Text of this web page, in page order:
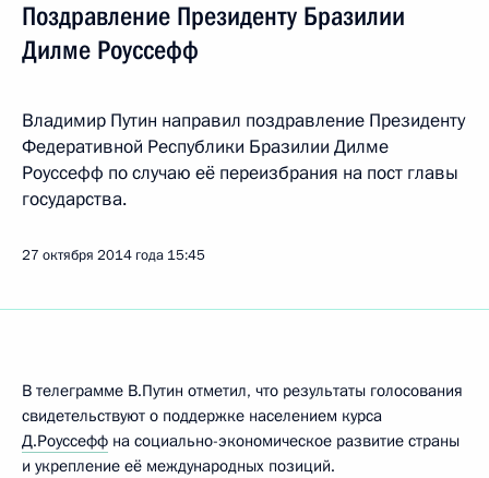
Поздравление Президенту Бразилии
Дилме Роуссефф
Владимир Путин направил поздравление Президенту
Федеративной Республики Бразилии Дилме
Роуссефф по случаю её переизбрания на пост главы
государства.
27 октября 2014 года 15:45
В телеграмме В.Путин отметил, что результаты голосования
свидетельствуют о поддержке населением курса
Д.Роуссефф на социально-экономическое развитие страны
и укрепление её международных позиций.